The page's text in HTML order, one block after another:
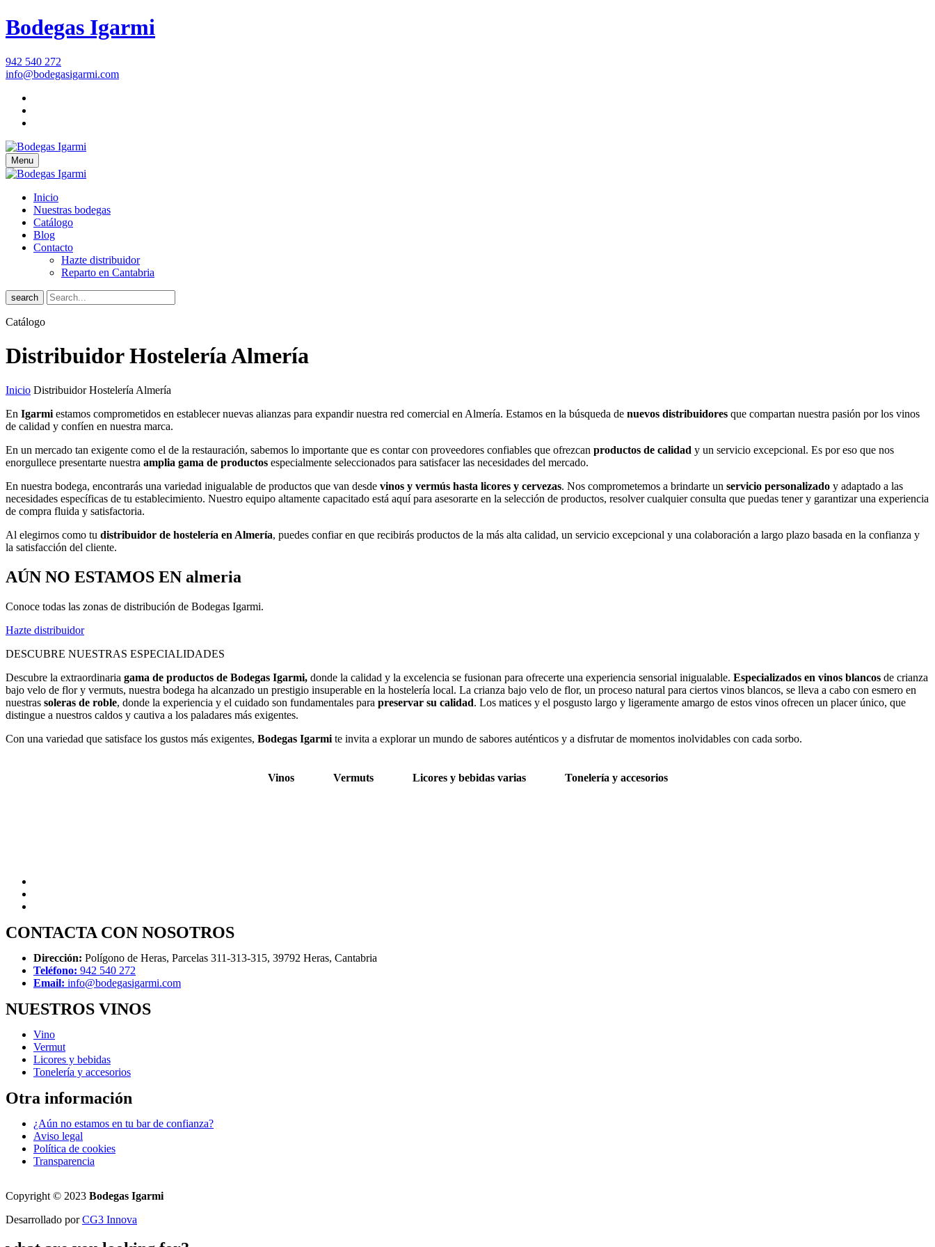
Bodegas Igarmi
942 540 272
info@bodegasigarmi.com
Menu
Inicio
Nuestras bodegas
Catálogo
Blog
Contacto
Hazte distribuidor
Reparto en Cantabria
search
Catálogo
Distribuidor Hostelería Almería
Inicio Distribuidor Hostelería Almería
En Igarmi estamos comprometidos en establecer nuevas alianzas para expandir nuestra red comercial en Almería. Estamos en la búsqueda de nuevos distribuidores que compartan nuestra pasión por los vinos
de calidad y confíen en nuestra marca.
En un mercado tan exigente como el de la restauración, sabemos lo importante que es contar con proveedores confiables que ofrezcan productos de calidad y un servicio excepcional. Es por eso que nos
enorgullece presentarte nuestra amplia gama de productos especialmente seleccionados para satisfacer las necesidades del mercado.
En nuestra bodega, encontrarás una variedad inigualable de productos que van desde vinos y vermús hasta licores y cervezas. Nos comprometemos a brindarte un servicio personalizado y adaptado a las
necesidades específicas de tu establecimiento. Nuestro equipo altamente capacitado está aquí para asesorarte en la selección de productos, resolver cualquier consulta que puedas tener y garantizar una experiencia
de compra fluida y satisfactoria.
Al elegirnos como tu distribuidor de hostelería en Almería, puedes confiar en que recibirás productos de la más alta calidad, un servicio excepcional y una colaboración a largo plazo basada en la confianza y
la satisfacción del cliente.
AÚN NO ESTAMOS EN almeria
Conoce todas las zonas de distribución de Bodegas Igarmi.
Hazte distribuidor
DESCUBRE NUESTRAS ESPECIALIDADES
Descubre la extraordinaria gama de productos de Bodegas Igarmi, donde la calidad y la excelencia se fusionan para ofrecerte una experiencia sensorial inigualable. Especializados en vinos blancos de crianza
bajo velo de flor y vermuts, nuestra bodega ha alcanzado un prestigio insuperable en la hostelería local. La crianza bajo velo de flor, un proceso natural para ciertos vinos blancos, se lleva a cabo con esmero en
nuestras soleras de roble, donde la experiencia y el cuidado son fundamentales para preservar su calidad. Los matices y el posgusto largo y ligeramente amargo de estos vinos ofrecen un placer único, que
distingue a nuestros caldos y cautiva a los paladares más exigentes.
Con una variedad que satisface los gustos más exigentes, Bodegas Igarmi te invita a explorar un mundo de sabores auténticos y a disfrutar de momentos inolvidables con cada sorbo.
Vinos Vermuts Licores y bebidas varias Tonelería y accesorios
CONTACTA CON NOSOTROS
Dirección: Polígono de Heras, Parcelas 311-313-315, 39792 Heras, Cantabria
Teléfono: 942 540 272
Email: info@bodegasigarmi.com
NUESTROS VINOS
Vino
Vermut
Licores y bebidas
Tonelería y accesorios
Otra información
¿Aún no estamos en tu bar de confianza?
Aviso legal
Política de cookies
Transparencia
Copyright © 2023 Bodegas Igarmi
Desarrollado porCG3 Innova